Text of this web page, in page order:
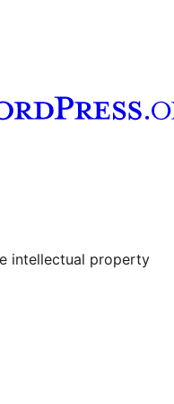
intellectual property